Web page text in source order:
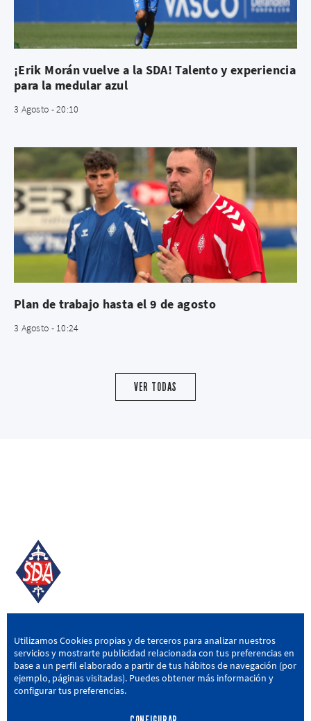
¡Erik Morán vuelve a la SDA! Talento y experiencia
para la medular azul
3 Agosto - 20:10
Plan de trabajo hasta el 9 de agosto
3 Agosto - 10:24
VER TODAS
SD AMOREBIETA
San Miguel Kalea, 16, 48340 Amorebieta, Bizkaia
946 604 751 | sda@sdamorebieta.eus
Utilizamos Cookies propias y de terceros para analizar nuestros
servicios y mostrarte publicidad relacionada con tus preferencias en
base a un perfil elaborado a partir de tus hábitos de navegación (por
ejemplo, páginas visitadas). Puedes obtener más información y
configurar tus preferencias.